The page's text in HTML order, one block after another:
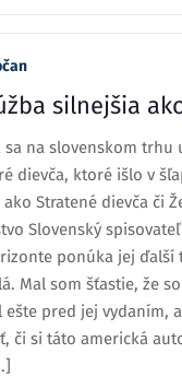
silnejšia
sa na slovenskom trhu
dievča, ktoré išlo v
Stratené dievča či
Slovenský
ponúka jej ďalší
Mal som šťastie, že
pred jej vydaním,
či si táto americká